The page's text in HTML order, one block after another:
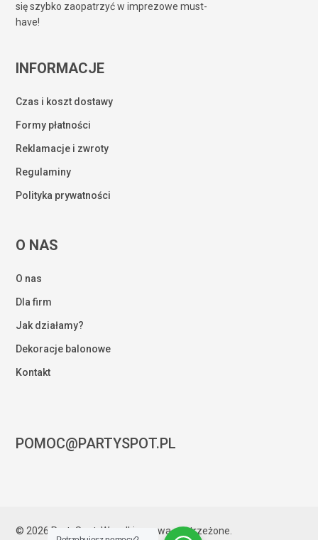
się szybko zaopatrzyć w imprezowe must-
have!
INFORMACJE
Czas i koszt dostawy
Formy płatności
Reklamacje i zwroty
Regulaminy
Polityka prywatności
O NAS
O nas
Dla firm
Jak działamy?
Dekoracje balonowe
Kontakt
POMOC@PARTYSPOT.PL
© 2026 PartySpot. Wszelkie prawa zastrzeżone.